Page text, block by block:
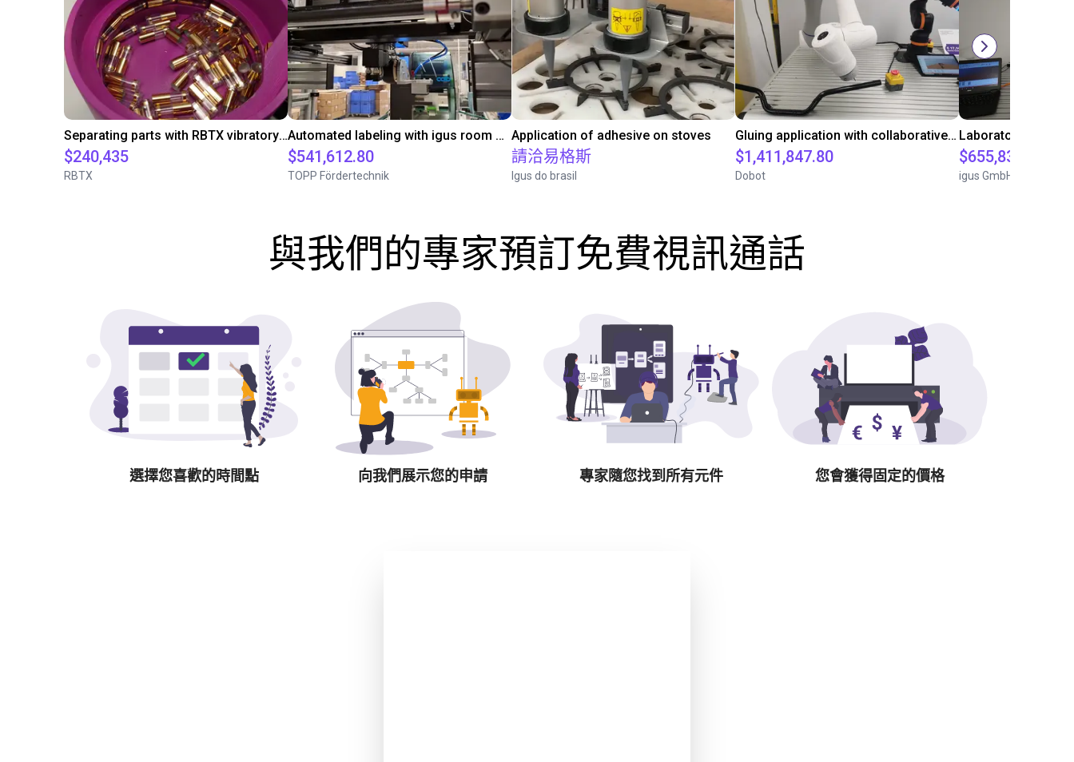
Separating parts with RBTX vibratory feeder
$240,435
RBTX
Automated labeling with igus room gantry and a cab label printer
$541,612.80
TOPP Fördertechnik
Application of adhesive on stoves
請洽易格斯
Igus do brasil
Gluing application with collaborative robot
$1,411,847.80
Dobot
$655,832.05
igus GmbH
與我們的專家預訂免費視訊通話
選擇您喜歡的時間點 向我們展示您的申請 專家隨您找到所有元件 您會獲得固定的價格